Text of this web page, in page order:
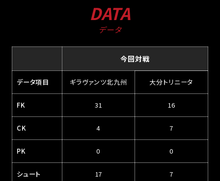
DATA
データ
今回対戦
データ項目 ギラヴァンツ北九州 大分トリニータ
FK 31 16
CK 4 7
PK 0 0
シュート 17 7